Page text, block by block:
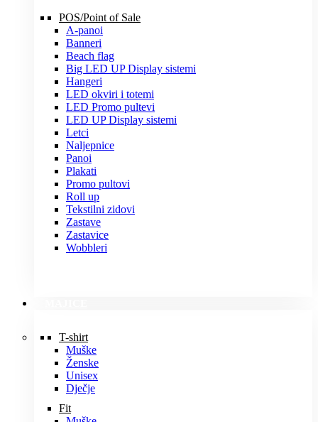
POS/Point of Sale
A-panoi
Banneri
Beach flag
Big LED UP Display sistemi
Hangeri
LED okviri i totemi
LED Promo pultevi
LED UP Display sistemi
Letci
Naljepnice
Panoi
Plakati
Promo pultovi
Roll up
Tekstilni zidovi
Zastave
Zastavice
Wobbleri
T-shirt
Muške
Ženske
Unisex
Dječje
Fit